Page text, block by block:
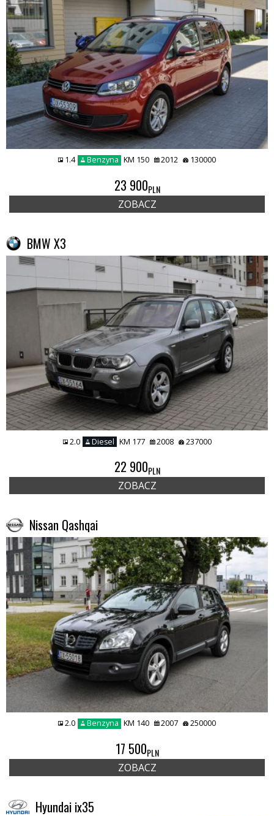
1.4 Benzyna KM 150 2012 130000
23 900PLN
ZOBACZ
BMW X3
2.0 Diesel KM 177 2008 237000
22 900PLN
ZOBACZ
Nissan Qashqai
2.0 Benzyna KM 140 2007 250000
17 500PLN
ZOBACZ
Hyundai ix35